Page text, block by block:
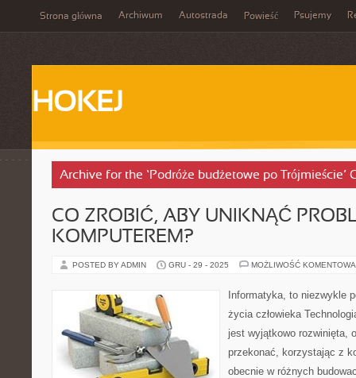
Strona główna Archiwum Autostrada Powieść Psujemy
HOKEJ
Archive for the ‘Podróże budżetowe po Trójmieście’
CO ZROBIĆ, ABY UNIKNĄĆ
KOMPUTEREM?
POSTED BY ADMIN GRU - 29 - 2025 MOŻLIWOŚĆ
Informatyka, to niezwykle
życia człowieka
jest wyjątkowo rozwinięta,
przekonać, korzystając z
obecnie w różnych